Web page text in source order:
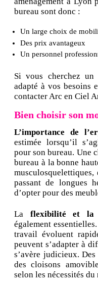
bureau sont donc :
Un large choix de
Des prix avantageux
Un personnel
Si vous cherchez
adapté à vos besoins
contacter Arc en Ciel
Bien choisir son
L’importance de
estimée lorsqu’il
pour son bureau. Une
bureau à la bonne
passant de longues
d’opter pour des
La flexibilité et la
également
travail évoluent
peuvent s’adapter à
s’avère judicieux.
des cloisons
selon les nécessités du